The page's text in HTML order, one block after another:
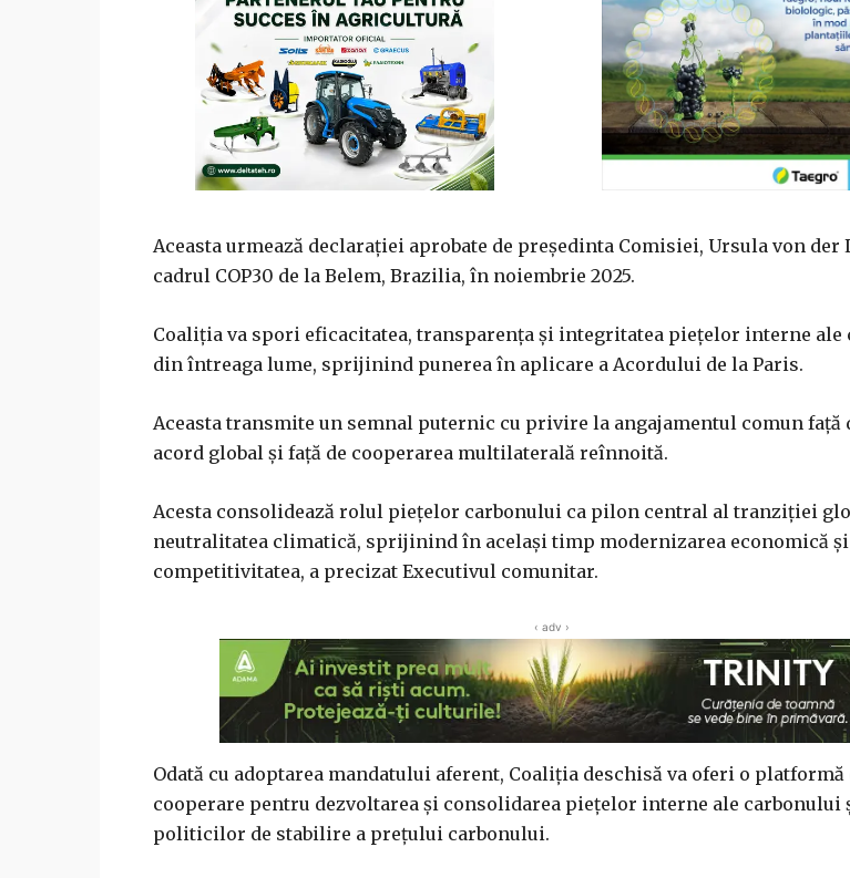
Aceasta urmează declaraţiei aprobate de preşedinta Comisiei, Ursula von der
cadrul COP30 de la Belem, Brazilia, în noiembrie 2025.
Coaliţia va spori eficacitatea, transparenţa şi integritatea pieţelor interne ale
din întreaga lume, sprijinind punerea în aplicare a Acordului de la Paris.
Aceasta transmite un semnal puternic cu privire la angajamentul comun faţă
acord global şi faţă de cooperarea multilaterală reînnoită.
Acesta consolidează rolul pieţelor carbonului ca pilon central al tranziţiei
neutralitatea climatică, sprijinind în acelaşi timp modernizarea economică şi
competitivitatea, a precizat Executivul comunitar.
‹ adv ›
Odată cu adoptarea mandatului aferent, Coaliţia deschisă va oferi o platformă
cooperare pentru dezvoltarea şi consolidarea pieţelor interne ale carbonului
politicilor de stabilire a preţului carbonului.